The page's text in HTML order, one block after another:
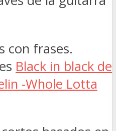
con frases.
Black in black de
-Whole Lotta